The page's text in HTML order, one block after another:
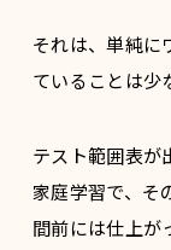
それは、単純に
ていることは少
テスト範囲表が
家庭学習で、そ
間前には仕上が